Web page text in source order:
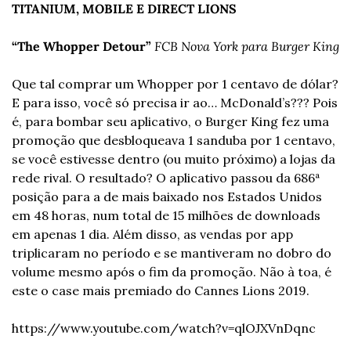
TITANIUM, MOBILE E DIRECT LIONS
“The Whopper Detour” FCB Nova York para Burger King
Que tal comprar um Whopper por 1 centavo de dólar?
E para isso, você só precisa ir ao… McDonald’s??? Pois
é, para bombar seu aplicativo, o Burger King fez uma
promoção que desbloqueava 1 sanduba por 1 centavo,
se você estivesse dentro (ou muito próximo) a lojas da
rede rival. O resultado? O aplicativo passou da 686ª
posição para a de mais baixado nos Estados Unidos
em 48 horas, num total de 15 milhões de downloads
em apenas 1 dia. Além disso, as vendas por app
triplicaram no período e se mantiveram no dobro do
volume mesmo após o fim da promoção. Não à toa, é
este o case mais premiado do Cannes Lions 2019.
https://www.youtube.com/watch?v=qlOJXVnDqnc